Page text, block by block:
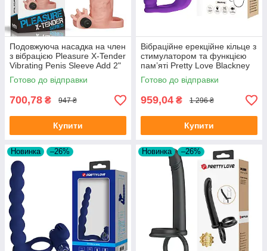
Подовжуюча насадка на член
з вібрацією Pleasure X-Tender
Vibrating Penis Sleeve Add 2"
Flesh
Готово до відправки
700,78 ₴ 947 ₴
Купити
Вібраційне ерекційне кільце з
стимулатором та функцією
пам’яті Pretty Love Blackney
Vibrating Enhacer Purple
Готово до відправки
959,04 ₴ 1 296 ₴
Купити
Новинка –26% Новинка –26%